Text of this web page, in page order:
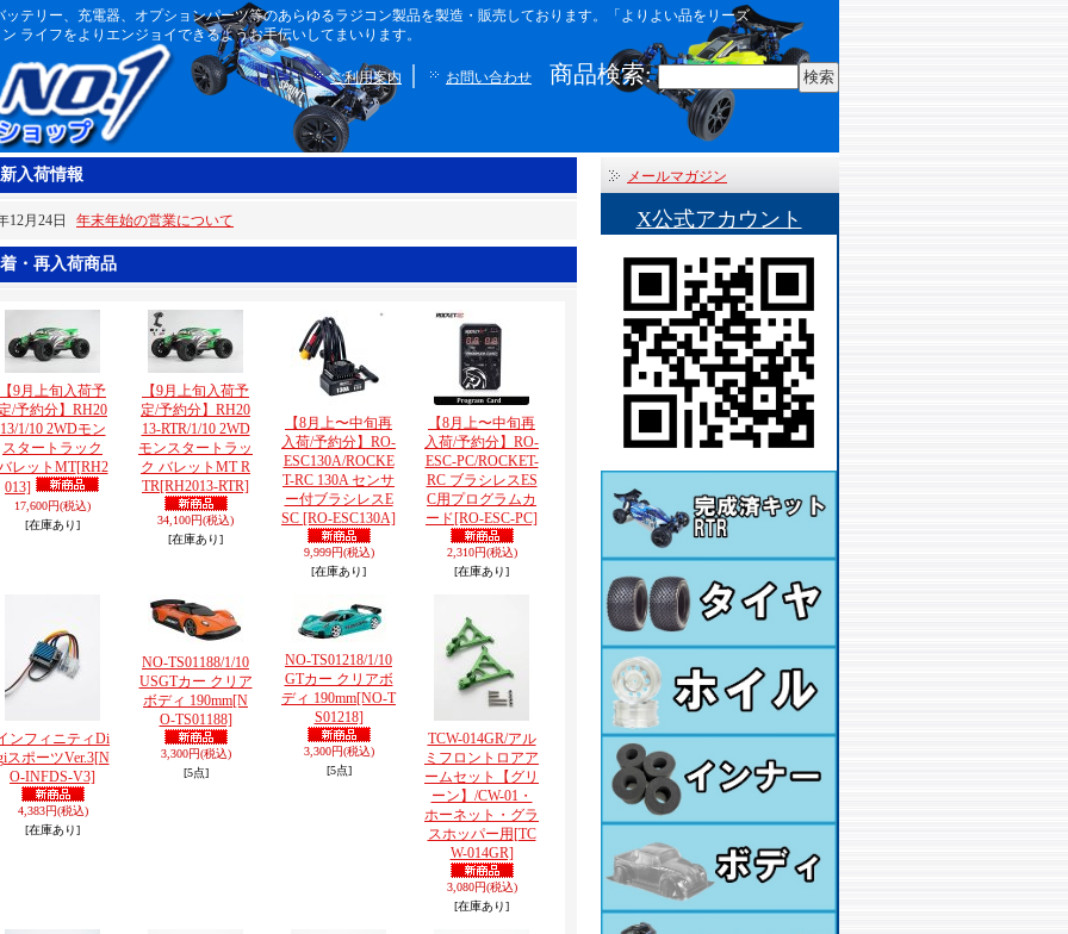
テリー、充電器、オプションパーツ等のあらゆるラジコン製品を製造・販売しております。「よりよい品をリーズ
ライフをよりエンジョイできるようお手伝いしてまいります。
ご利用案内 お問い合わせ 商品検索:
入荷情報
12月24日 年末年始の営業について
・再入荷商品
【9月上旬入荷予
/予約分】RH20
13/1/10 2WDモン
スタートラック
レットMT[RH2
013]
17,600円(税込)
[在庫あり]
【9月上旬入荷予
定/予約分】RH20
13-RTR/1/10 2WD
モンスタートラッ
ク バレットMT R
TR[RH2013-RTR]
34,100円(税込)
[在庫あり]
【8月上〜中旬再
入荷/予約分】RO-
ESC130A/ROCKE
T-RC 130A センサ
ー付ブラシレスE
SC [RO-ESC130A]
9,999円(税込)
[在庫あり]
【8月上〜中旬再
入荷/予約分】RO-
ESC-PC/ROCKET-
RC ブラシレスES
C用プログラムカ
ード[RO-ESC-PC]
2,310円(税込)
[在庫あり]
ンフィニティDi
スポーツVer.3[N
O-INFDS-V3]
4,383円(税込)
[在庫あり]
NO-TS01188/1/10
USGTカー クリア
ボディ 190mm[N
O-TS01188]
3,300円(税込)
[5点]
NO-TS01218/1/10
GTカー クリアボ
ディ 190mm[NO-T
S01218]
3,300円(税込)
[5点]
TCW-014GR/アル
ミフロントロアア
ームセット【グリ
ーン】/CW-01・
ホーネット・グラ
スホッパー用 [TC
W-014GR]
3,080円(税込)
[在庫あり]
メールマガジン
X公式アカウント